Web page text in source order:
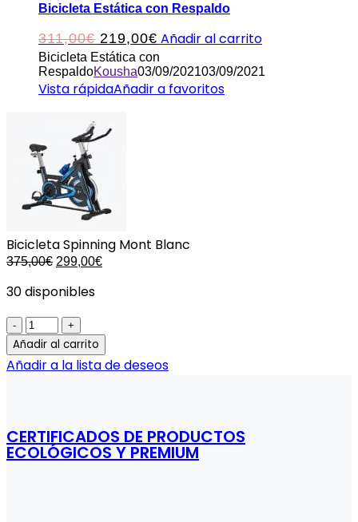
Bicicleta Estática con Respaldo
311,00€ El
precio
original
311,00€.
219,00€ El
precio
actual
Añadir al carrito
Bicicleta Estática con
RespaldoKousha03/09/202103/09/2021
Vista rápidaAñadir a favoritos
Bicicleta Spinning Mont Blanc
375,00€ El
original
375,00€.
299,00€El
30 disponibles
Bicicleta
Spinning
Mont
Añadir al carrito
Añadir a la lista de deseos
CERTIFICADOS DE PRODUCTOS
ECOLÓGICOS Y PREMIUM